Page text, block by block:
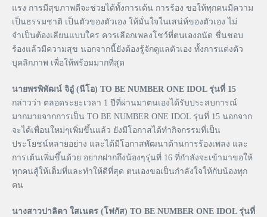
แรง การมีสุขภาพดีจะช่วยได้ทั้งการเต้น การร้อง ขอให้ทุกคนมีความ
เป็นธรรมชาติ เป็นตัวของตัวเอง ให้มั่นใจในเสน่ห์ของตัวเอง ไม่
จำเป็นต้องเลียนแบบใคร ควรเลือกเพลงโชว์ที่ตนเองถนัด ชื่นชอบ
ร้องแล้วมีความสุข นอกจากนี้ยังต้องรู้จักดูแลตัวเอง ทั้งการแต่งตัว
บุคลิกภาพ เพื่อให้พร้อมมากที่สุด
นายพรพิพัฒน์ จิอู๋ (นีโอ) TO BE NUMBER ONE IDOL รุ่นที่ 15
กล่าวว่า ตลอดระยะเวลา 1 ปีที่ผ่านมาตนเองได้รับประสบการณ์
มากมายจากการเป็น TO BE NUMBER ONE IDOL รุ่นที่ 15 นอกจาก
จะได้เพื่อนใหม่ๆเพิ่มขึ้นแล้ว ยังมีโอกาสได้ทำกิจกรรมที่เป็น
ประโยชน์หลายอย่าง และได้มีโอกาสพัฒนาด้านการร้องเพลง และ
การเต้นเพิ่มขึ้นด้วย อยากฝากถึงน้องๆรุ่นที่ 16 ที่กำลังจะเข้ามาขอให้
ทุกคนสู้ให้เต็มที่และทำให้ดีที่สุด ตนเองขอเป็นกำลังใจให้กับน้องทุก
คน
นางสาวปาลิตา ใสเนตร (โฟกัส) TO BE NUMBER ONE IDOL รุ่นที่